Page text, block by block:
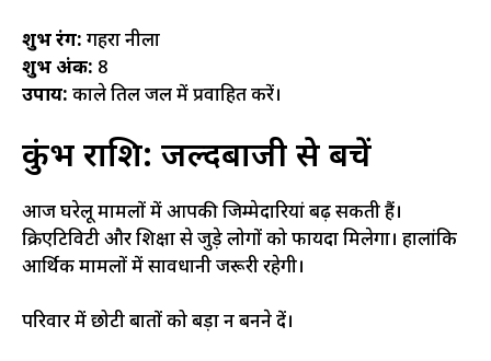
शुभ रंग: गहरा नीला
शुभ अंक: 8
उपाय: काले तिल जल में प्रवाहित करें।
कुंभ राशि: जल्दबाजी से बचें
आज घरेलू मामलों में आपकी जिम्मेदारियां बढ़ सकती हैं।
क्रिएटिविटी और शिक्षा से जुड़े लोगों को फायदा मिलेगा। हालांकि
आर्थिक मामलों में सावधानी जरूरी रहेगी।
परिवार में छोटी बातों को बड़ा न बनने दें।